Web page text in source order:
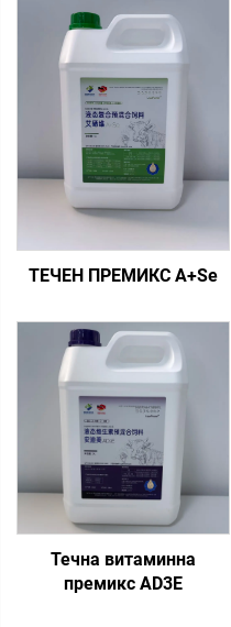
ТЕЧЕН ПРЕМИКС A+Se
Течна витаминна
премикс AD3E